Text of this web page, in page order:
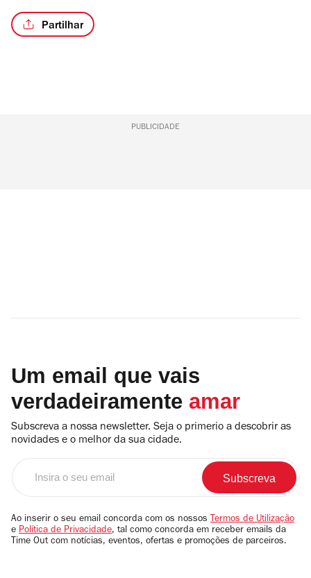
Partilhar
PUBLICIDADE
Um email que vais
verdadeiramente amar
Subscreva a nossa newsletter. Seja o primerio a descobrir as
novidades e o melhor da sua cidade.
email
Ao inserir o seu email concorda com os nossos Termos de Utilização
e Política de Privacidade, tal como concorda em receber emails da
Time Out com notícias, eventos, ofertas e promoções de parceiros.